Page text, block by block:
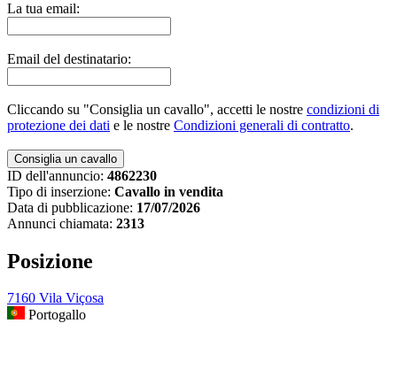
La tua email:
Email del destinatario:
Cliccando su "Consiglia un cavallo", accetti le nostre condizioni di
protezione dei dati e le nostre Condizioni generali di contratto.
ID dell'annuncio: 4862230
Tipo di inserzione: Cavallo in vendita
Data di pubblicazione: 17/07/2026
Annunci chiamata: 2313
Posizione
7160 Vila Viçosa
Portogallo